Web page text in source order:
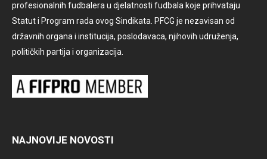
profesionalnih fudbalera u djelatnosti fudbala koje prihvataju
Statut i Program rada ovog Sindikata. PFCG je nezavisan od
državnih organa i institucija, poslodavaca, njihovih udruženja,
političkih partija i organizacija.
NAJNOVIJE NOVOSTI